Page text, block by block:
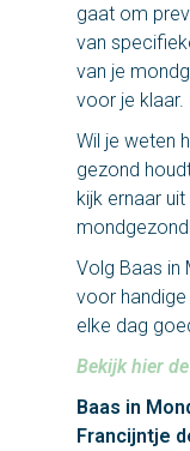
gaat om
van
van je
voor je klaar.
Wil je weten
gezond
kijk ernaar
Volg Baas in
voor
elke dag
Bekijk hier
Baas in
Francijntje